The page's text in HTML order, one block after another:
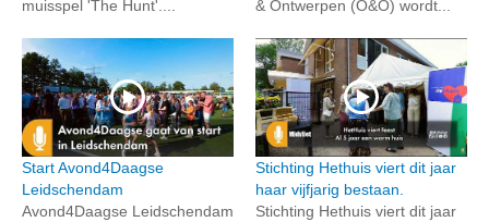
muisspel 'The Hunt'....
& Ontwerpen (O&O) wordt...
Start Avond4Daagse
Leidschendam
Avond4Daagse Leidschendam
Stichting Hethuis viert dit jaar
haar vijfjarig bestaan.
Stichting Hethuis viert dit jaar